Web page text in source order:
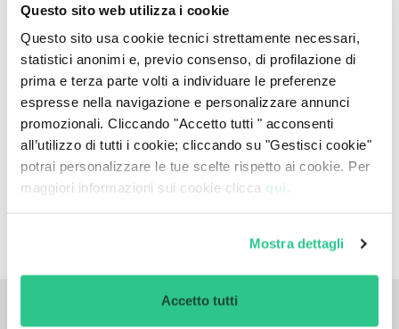
Questo sito web utilizza i cookie
Questo sito usa cookie tecnici strettamente necessari,
statistici anonimi e, previo consenso, di profilazione di
prima e terza parte volti a individuare le preferenze
espresse nella navigazione e personalizzare annunci
promozionali. Cliccando "Accetto tutti " acconsenti
all’utilizzo di tutti i cookie; cliccando su "Gestisci cookie"
potrai personalizzare le tue scelte rispetto ai cookie. Per
maggiori informazioni sui cookie clicca qui.
Mostra dettagli
Accetto tutti
lanciò la Datsun 150 e nel 1969 la Datsun Fairlady
Z: diventerà a breve l'auto sportiva più venduta
al mondo. Gli anni ‘80 vedono la nascita di
stabilimenti produttivi in diverse parti del
mondo: nel 1980 viene aperta la prima fabbrica
“yankee” a Smyrna, nel Tennessee, nel 1984
quella di Sunderland (Regno Unito), mentre la
filiale italiana nasce nel 1988. La crescita continua
negli anni ‘90 e si consolida nel 1999 grazie